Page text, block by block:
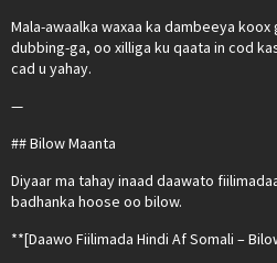
Mala-awaalka waxaa ka dambeeya
dubbing-ga, oo xilliga ku qaata in cod
cad u yahay.
—
## Bilow Maanta
Diyaar ma tahay inaad daawato
badhanka hoose oo bilow.
**[Daawo Fiilimada Hindi Af Somali –